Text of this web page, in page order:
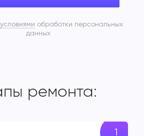
условиями обработки персональных
данных
ремонта: